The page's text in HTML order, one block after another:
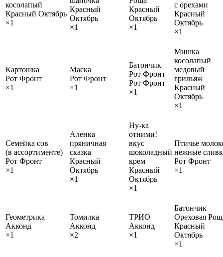
косолапый
Красный Октябрь
×1
Красный
Октябрь
×1
Красный
Октябрь
×1
с орехами
Красный
Октябрь
×1
Картошка
Рот Фронт
×1
Маска
Рот Фронт
×1
Батончик
Рот Фронт
Рот Фронт
×1
Мишка
косолапый
медовый
грильяж
Красный
Октябрь
×1
Семейка сов
(в ассортименте)
Рот Фронт
×1
Аленка
пряничная
сказка
Красный
Октябрь
×1
Ну-ка
отними!
вкус
шоколадный
крем
Красный
Октябрь
×1
Птичье
нежные
Рот Фронт
×1
Геометрика
Акконд
×1
Томилка
Акконд
×2
ТРИО
Акконд
×1
Батончик
Ореховая
Красный
Октябрь
×1